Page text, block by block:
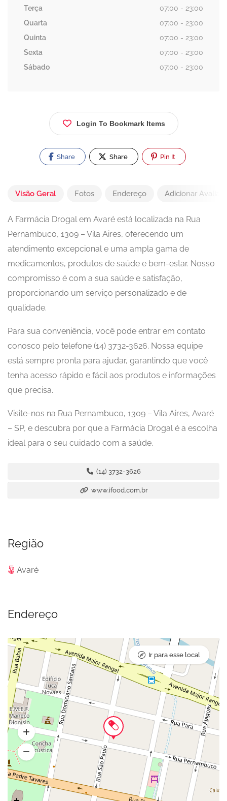
Terça
07:00 - 23:00
Quarta
07:00 - 23:00
Quinta
07:00 - 23:00
Sexta
07:00 - 23:00
Sábado
07:00 - 23:00
Login To Bookmark Items
Share Share Pin It
Visão Geral Fotos Endereço Adicionar
A Farmácia Drogal em Avaré está localizada na Rua
Pernambuco, 1309 – Vila Aires, oferecendo um
atendimento excepcional e uma ampla gama de
medicamentos, produtos de saúde e bem-estar. Nosso
compromisso é com a sua saúde e satisfação,
proporcionando um serviço personalizado e de
qualidade.
Para sua conveniência, você pode entrar em contato
conosco pelo telefone (14) 3732-3626. Nossa equipe
está sempre pronta para ajudar, garantindo que você
tenha acesso rápido e fácil aos produtos e informações
que precisa.
Visite-nos na Rua Pernambuco, 1309 – Vila Aires, Avaré
– SP, e descubra por que a Farmácia Drogal é a escolha
ideal para o seu cuidado com a saúde.
(14) 3732-3626
www.ifood.com.br
Região
Avaré
Endereço
Ir para esse local